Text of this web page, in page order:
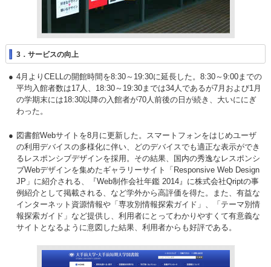
3．サービスの向上
4月よりCELLの開館時間を8:30～19:30に延長した。8:30～9:00までの
平均入館者数は17人、18:30～19:30までは34人であるが7月および1月
の学期末には18:30以降の入館者が70人前後の日が続き、大いににぎ
わった。
図書館Webサイトを8月に更新した。スマートフォンをはじめユーザ
の利用デバイスの多様化に伴い、どのデバイスでも適正な表示ができ
るレスポンシブデザインを採用。その結果、国内の秀逸なレスポンシ
ブWebデザインを集めたギャラリーサイト「Responsive Web Design
JP」に紹介される、『Web制作会社年鑑 2014』に株式会社Qriptの事
例紹介として掲載される、など学外から高評価を得た。また、有益な
インターネット資源情報や「専攻別情報探索ガイド」、「テーマ別情
報探索ガイド」など提供し、利用者にとってわかりやすくて有意義な
サイトとなるように意図した結果、利用者からも好評である。